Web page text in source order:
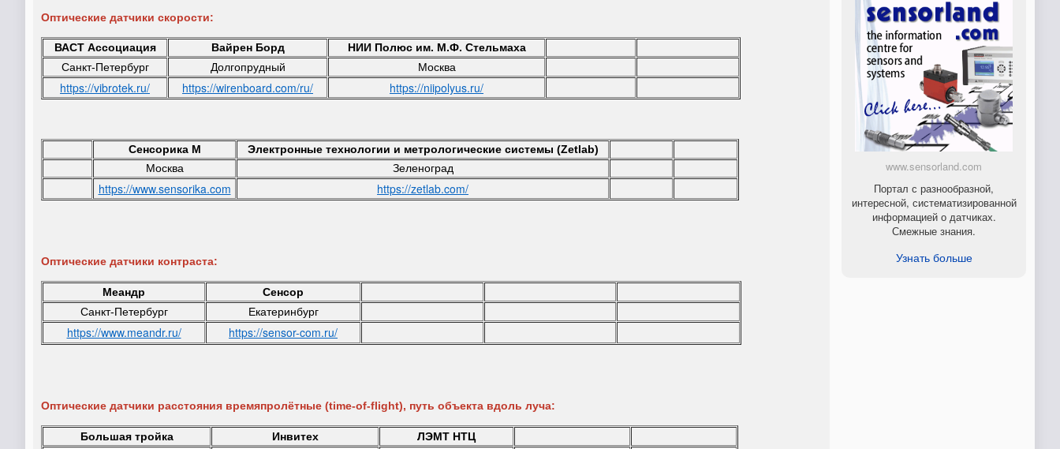
Оптические датчики скорости:
ВАСТ Ассоциация Вайрен Борд
НИИ Полюс им. М.Ф. Стельмаха
Санкт-Петербург
Долгопрудный Москва
https://vibrotek.ru/ https://wirenboard.com/ru/ https://niipolyus.ru/
Сенсорика М
Электронные технологии и метрологические системы (Zetlab)
Москва
Зеленоград
https://www.sensorika.com https://zetlab.com/
Оптические датчики контраста:
Меандр
Сенсор
Санкт-Петербург
Екатеринбург
https://www.meandr.ru/ https://sensor-com.ru/
Оптические датчики расстояния времяпролётные (time-of-flight), путь объекта вдоль луча:
Большая тройка Инвитех
ЛЭМТ НТЦ
www.sensorland.com
Портал с разнообразной,
интересной, систематизированной
информацией о датчиках.
Смежные знания.
Узнать больше